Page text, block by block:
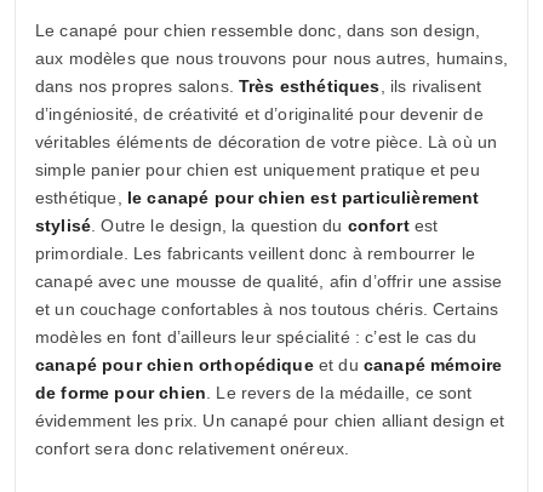
Le canapé pour chien ressemble donc, dans son design,
aux modèles que nous trouvons pour nous autres, humains,
dans nos propres salons.Très esthétiques, ils rivalisent
d’ingéniosité, de créativité et d’originalité pour devenir de
véritables éléments de décoration de votre pièce. Là où un
simple panier pour chien est uniquement pratique et peu
esthétique, le canapé pour chien est particulièrement
stylisé. Outre le design, la question du confort est
primordiale. Les fabricants veillent donc à rembourrer le
canapé avec une mousse de qualité, afin d’offrir une assise
et un couchage confortables à nos toutous chéris. Certains
modèles en font d’ailleurs leur spécialité : c’est le cas du
canapé pour chien orthopédiqueet du canapé mémoire
de forme pour chien. Le revers de la médaille, ce sont
évidemment les prix. Un canapé pour chien alliant design et
confort sera donc relativement onéreux.